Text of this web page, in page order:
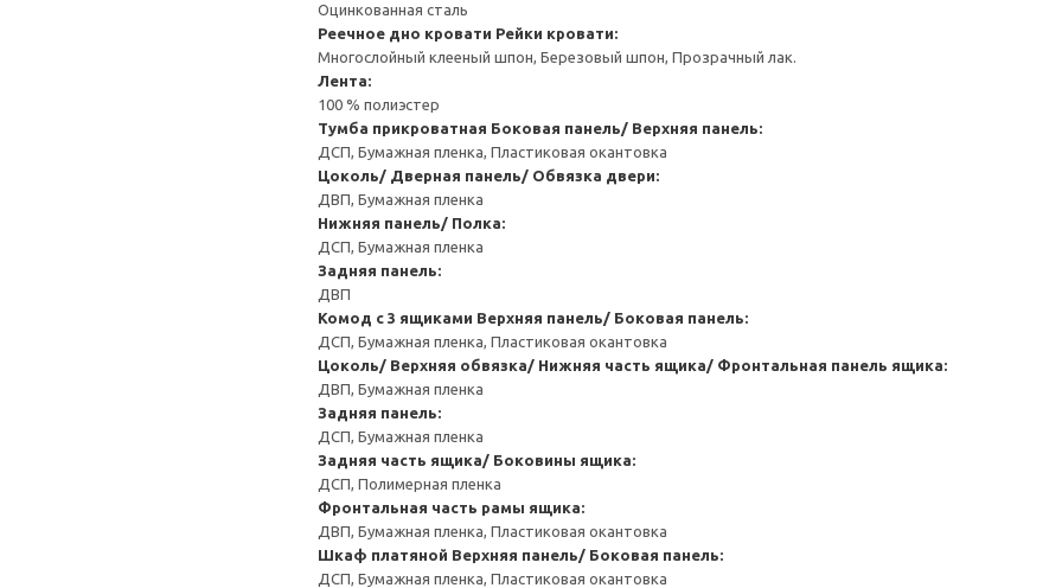
Оцинкованная сталь
Реечное дно кровати Рейки кровати:
Многослойный клееный шпон, Березовый шпон, Прозрачный лак.
Лента:
100 % полиэстер
Тумба прикроватная Боковая панель/ Верхняя панель:
ДСП, Бумажная пленка, Пластиковая окантовка
Цоколь/ Дверная панель/ Обвязка двери:
ДВП, Бумажная пленка
Нижняя панель/ Полка:
ДСП, Бумажная пленка
Задняя панель:
ДВП
Комод с 3 ящиками Верхняя панель/ Боковая панель:
ДСП, Бумажная пленка, Пластиковая окантовка
Цоколь/ Верхняя обвязка/ Нижняя часть ящика/ Фронтальная панель ящика:
ДВП, Бумажная пленка
Задняя панель:
ДСП, Бумажная пленка
Задняя часть ящика/ Боковины ящика:
ДСП, Полимерная пленка
Фронтальная часть рамы ящика:
ДВП, Бумажная пленка, Пластиковая окантовка
Шкаф платяной Верхняя панель/ Боковая панель:
ДСП, Бумажная пленка, Пластиковая окантовка